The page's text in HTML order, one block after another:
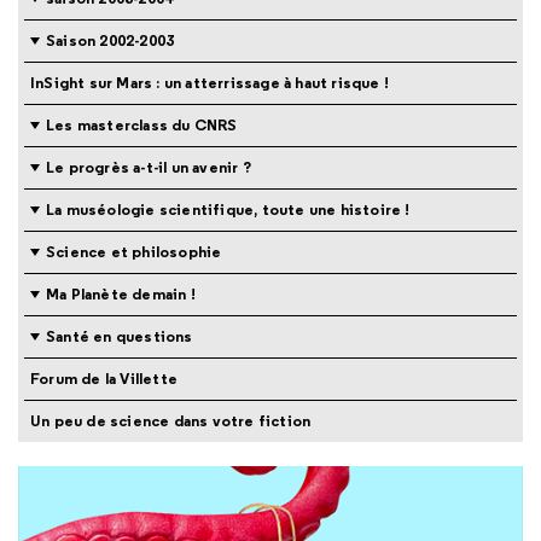
Saison 2002-2003
InSight sur Mars : un atterrissage à haut risque !
Les masterclass du CNRS
Le progrès a-t-il un avenir ?
La muséologie scientifique, toute une histoire !
Science et philosophie
Ma Planète demain !
Santé en questions
Forum de la Villette
Un peu de science dans votre fiction